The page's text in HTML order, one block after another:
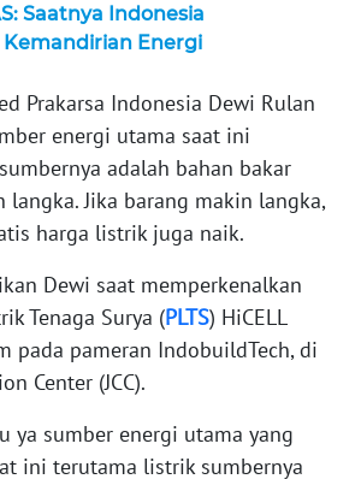
Saatnya Indonesia
Energi
Prakarsa Indonesia Dewi Rulan
energi utama saat ini
adalah bahan bakar
Jika barang makin langka,
harga listrik juga naik.
Dewi saat memperkenalkan
Tenaga Surya (PLTS) HiCELL
pada pameran IndobuildTech, di
Center (JCC).
ya sumber energi utama yang
ini terutama listrik sumbernya